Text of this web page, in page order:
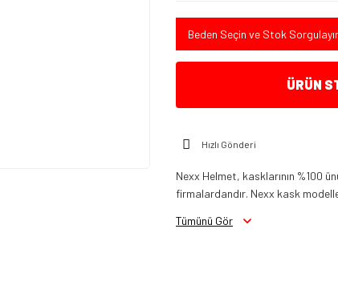
Beden Seçin ve Stok
ÜRÜN
Hızlı Gönderi
Nexx Helmet, kasklarının %100
firmalardandır. Nexx kask
Tümünü Gör